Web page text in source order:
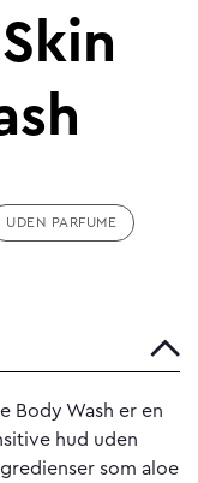
UDEN PARFUME
Body Wash er en
hud uden
som aloe